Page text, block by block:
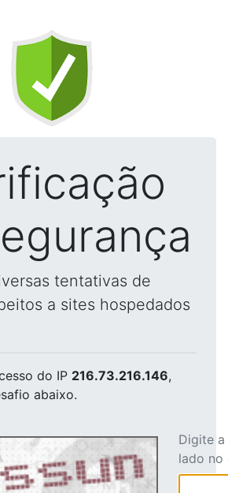
tentativas de
a sites hospedados
do IP 216.73.216.146,
abaixo.
Digite
lado no